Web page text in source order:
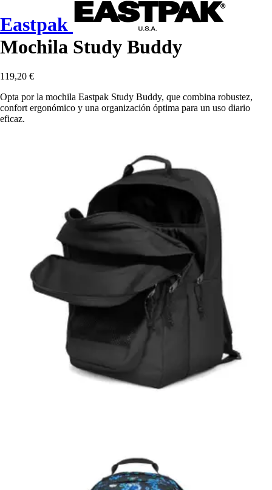
Eastpak
Mochila Study Buddy
119,20 €
Opta por la mochila Eastpak Study Buddy, que combina robustez,
confort ergonómico y una organización óptima para un uso diario
eficaz.